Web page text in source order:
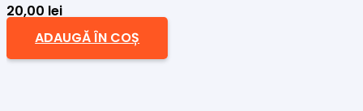
20,00 lei
ADAUGĂ ÎN COȘ